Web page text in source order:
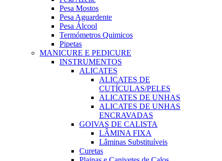
Pesa Mostos
Pesa Aguardente
Pesa Álcool
Termómetros Quimicos
Pipetas
MANICURE E PEDICURE
INSTRUMENTOS
ALICATES
ALICATES DE
CUTÍCULAS/PELES
ALICATES DE UNHAS
ALICATES DE UNHAS
ENCRAVADAS
GOIVAS DE CALISTA
LÂMINA FIXA
Lâminas Substituíveis
Curetas